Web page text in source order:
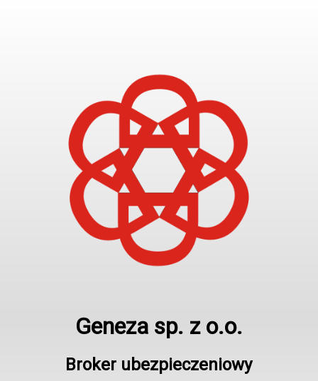
Geneza sp. z o.o.
Broker ubezpieczeniowy